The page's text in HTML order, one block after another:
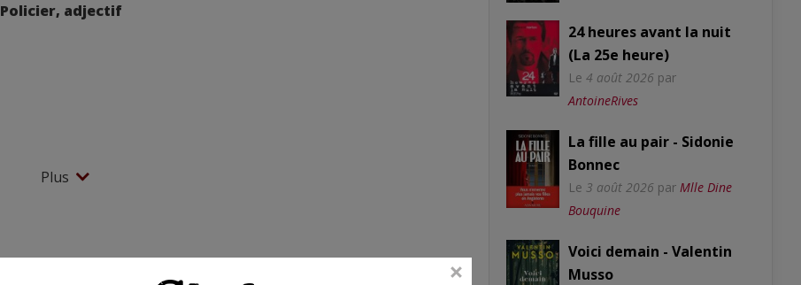
Policier, adjectif
Plus
24 heures avant la nuit
(La 25e heure)
Le 4 août 2026 par
AntoineRives
La fille au pair - Sidonie
Bonnec
Le 3 août 2026 par Mlle Dine
Bouquine
Voici demain - Valentin
Musso